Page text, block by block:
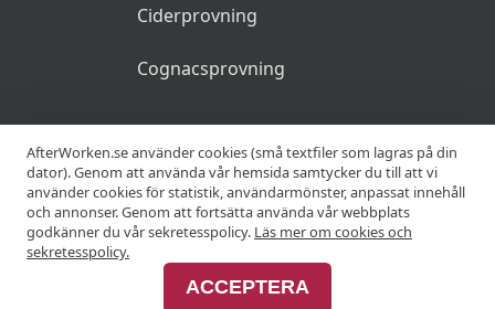
Ciderprovning
Cognacsprovning
KRÖGARE
Anslut din restaurang
AfterWorken.se använder cookies (små textfiler som lagras på din
dator). Genom att använda vår hemsida samtycker du till att vi
använder cookies för statistik, användarmönster, anpassat innehåll
och annonser. Genom att fortsätta använda vår webbplats
godkänner du vår sekretesspolicy. Läs mer om cookies och
sekretesspolicy.
ACCEPTERA